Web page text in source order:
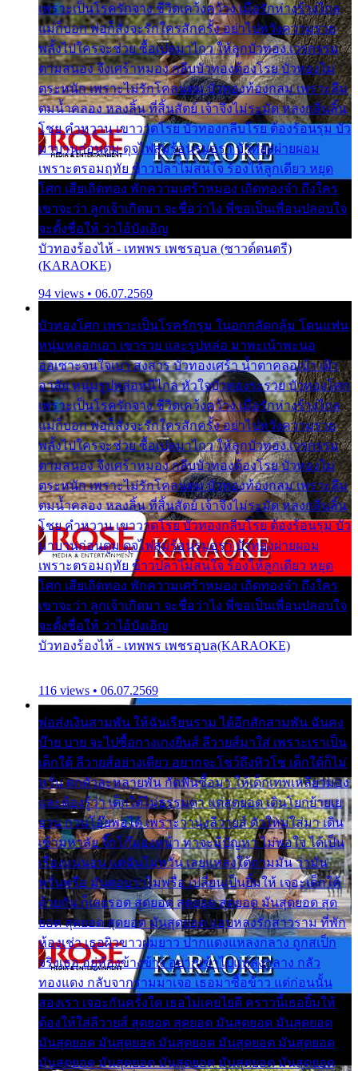
เพราะเป็นโรครักจาง ชีวิตเคว้งคว้าง เมื่อรักห่างร้างไกล
แม่ก็บอก พ่อก็สั่งจะรักใครสักครั้ง อย่าไปหวังความรวย
พลั้งไปใครจะช่วย ซื้อเปลมาไกว ให้ลูกบัวทอง เวรกรรม
ตามสนอง จึงเศร้าหมอง กลีบบัวทองต้องโรย บัวทองไม่
ตระหนัก เพราะไม่รักโคลนตม บัวทองท้องกลม เพราะลืม
ตมน้ำคลอง หลงลิ้น ที่สิ้นสัตย์ เจ้าจึงไม่ระมัด หลงกลิ่นลิ้น
โชย คำหวาน เขาวาดโรย บัวทองกลีบโรย ต้องร้อนรุม บัว
มาบานก่อนตูม ดุจไฟสุมร้อนรุมอุรา บัวทองผ่ายผอม
เพราะตรอมฤทัย ข้าวปลาไม่สนใจ ร้องไห้ลูกเดียว หยุด
โศก เสียเถิดทอง พักความเศร้าหมอง เถิดทองจ๋า ถึงใคร
เขาจะว่า ลูกเจ้าเกิดมา จะชื่อว่าไง พี่ขอเป็นเพื่อนปลอบใจ
จะตั้งชื่อให้ ว่าไอ้บังเอิญ
บัวทองร้องไห้ - เทพพร เพชรอุบล (ซาวด์ดนตรี)
(KARAOKE)
94 views • 06.07.2569
บัวทองโศก เพราะเป็นโรครักรุม ในอกกลัดกลุ้ม โดนแฟน
หนุ่มหลอกเอา เขารวย และรูปหล่อ มาพะเน้าพะนอ
ออเซาะจนใจเบา สงสาร บัวทองเศร้า น้ำตาคลอเบ้า เฝ้า
อาลัย หนุ่มรูปหล่อหนีไกล หัวใจบัวทองระรวย บัวทองโศก
เพราะเป็นโรครักจาง ชีวิตเคว้งคว้าง เมื่อรักห่างร้างไกล
แม่ก็บอก พ่อก็สั่งจะรักใครสักครั้ง อย่าไปหวังความรวย
พลั้งไปใครจะช่วย ซื้อเปลมาไกว ให้ลูกบัวทอง เวรกรรม
ตามสนอง จึงเศร้าหมอง กลีบบัวทองต้องโรย บัวทองไม่
ตระหนัก เพราะไม่รักโคลนตม บัวทองท้องกลม เพราะลืม
ตมน้ำคลอง หลงลิ้น ที่สิ้นสัตย์ เจ้าจึงไม่ระมัด หลงกลิ่นลิ้น
โชย คำหวาน เขาวาดโรย บัวทองกลีบโรย ต้องร้อนรุม บัว
มาบานก่อนตูม ดุจไฟสุมร้อนรุมอุรา บัวทองผ่ายผอม
เพราะตรอมฤทัย ข้าวปลาไม่สนใจ ร้องไห้ลูกเดียว หยุด
โศก เสียเถิดทอง พักความเศร้าหมอง เถิดทองจ๋า ถึงใคร
เขาจะว่า ลูกเจ้าเกิดมา จะชื่อว่าไง พี่ขอเป็นเพื่อนปลอบใจ
จะตั้งชื่อให้ ว่าไอ้บังเอิญ
บัวทองร้องไห้ - เทพพร เพชรอุบล(KARAOKE)
116 views • 06.07.2569
พ่อส่งเงินสามพัน ให้ฉันเรียนราม ได้อีกสักสามพัน ฉันคง
บ๊าย บาย จะไปซื้อกางเกงยีนส์ ลีวายส์มาใส่ เพราะเราเป็น
เด็กใต้ ลีวายส์อย่างเดียว อยากจะโชว์ถึงหิวโซ เด็กใต้ก็ไม่
หวั่น ตกตัวละหลายพัน กัดฟันซื้อมา ให้เด็กเทพเหลียวมอง
และต้องรู้ว่า เด็กใต้ไม่ธรรมดา แต่สุดยอด เดินโยกย้ายเย
ยวน กวนโอ๊ยพอได้ เพราะว่านุ่งลีวายส์ ตัวใหม่ใส่มา เดิน
เข้ามหาลัย จิ๊กโก๊มองหน้า ท่าจะมีปัญหา ไม่พอใจ ได้เป็น
เรื่องแน่นอน แต่ฉันไม่หวั่น เลยแหลงใต้ถามมัน ว่ามัน
พรั่นพรือ มันตอบว่าไม่พรื่อ เปลี่ยนเป็นยิ้มให้ เจอะเด็กใต้
ด้วยกัน ก็เลยรอด สุดยอด สุดยอด สุดยอด มันสุดยอด สุด
ยอด สุดยอด สุดยอด มันสุดยอด แอบหลงรักสาวราม ที่พัก
ห้องเช่า เธอผิวขาวผมยาว ปากแดงแหลงกลาง ถูกสเป็ก
จริงเธอ อยู่ห้องข้างข้าง อยากเข้าไปแหลงกลาง กลัว
ทองแดง กลับจากรามมาเจอ เธอมาซื้อข้าว แต่ก่อนนั้น
สองเรา เจอะกันครั้งใด เธอไม่เคยไยดี คราวนี้เธอยิ้มให้
ต้องให้ใส่ลีวายส์ สุดยอด สุดยอด มันสุดยอด มันสุดยอด
มันสุดยอด มันสุดยอด มันสุดยอด มันสุดยอด มันสุดยอด
มันสุดยอด มันสุดยอด มันสุดยอด มันสุดยอด มันสุดยอด